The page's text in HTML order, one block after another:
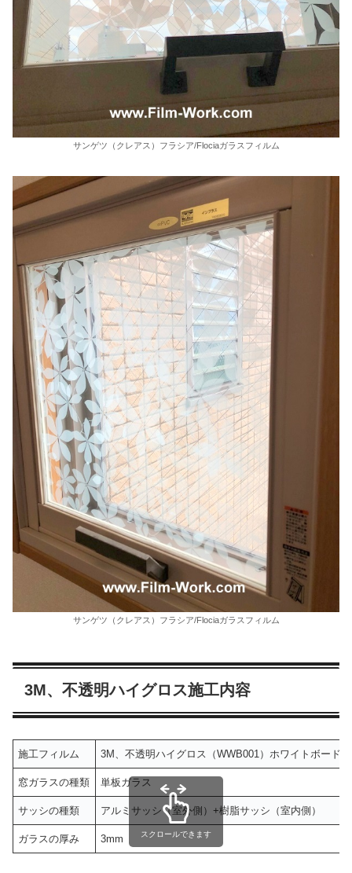
サンゲツ（クレアス）フラシア/Flociaガラスフィルム
サンゲツ（クレアス）フラシア/Flociaガラスフィルム
3M、不透明ハイグロス施工内容
施工フィルム 3M、不透明ハイグロス（WWB001）ホワイトボード
窓ガラスの種類 単板ガラス
サッシの種類 アルミサッシ（室外側）+樹脂サッシ（室内側）
ガラスの厚み 3mm スクロールできます